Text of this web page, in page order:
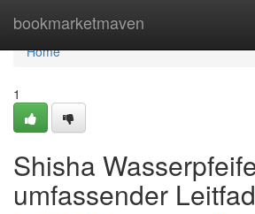
bookmarketmaven
Home
Home
1
Shisha
umfassender